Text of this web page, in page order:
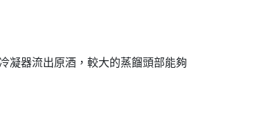
凝器流出原酒，較大的蒸餾頭部能夠